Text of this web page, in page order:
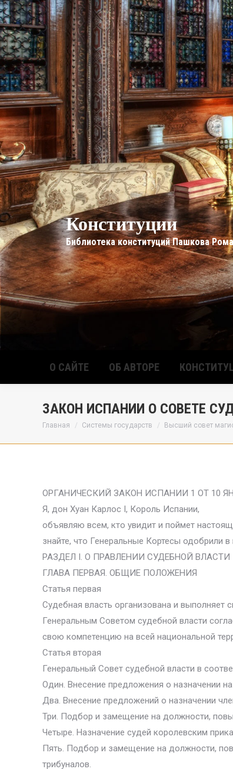
Конституции
Библиотека конституций Пашкова
О САЙТЕ ОБ АВТОРЕ
ЗАКОН ИСПАНИИ О СОВЕТЕ
Вы здесь:
Главная Системы государств Высший совет
ОРГАНИЧЕСКИЙ ЗАКОН ИСПАНИИ 1 ОТ 10
Я, дон Хуан Карлос I, Король Испании,
объявляю всем, кто увидит и поймет
знайте, что Генеральные Кортесы одобрили
РАЗДЕЛ I. О ПРАВЛЕНИИ СУДЕБНОЙ ВЛАСТИ
ГЛАВА ПЕРВАЯ. ОБЩИЕ ПОЛОЖЕНИЯ
Статья первая
Судебная власть организована и выполняет
Генеральным Советом судебной власти
свою компетенцию на всей национальной
Статья вторая
Генеральный Совет судебной власти в
Один. Внесение предложения о назначении
Два. Внесение предложений о назначении
Три. Подбор и замещение на должности,
Четыре. Назначение судей королевским
Пять. Подбор и замещение на должности,
трибуналов.